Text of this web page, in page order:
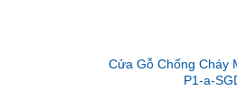
Cửa Gỗ Chống Cháy
P1-a-